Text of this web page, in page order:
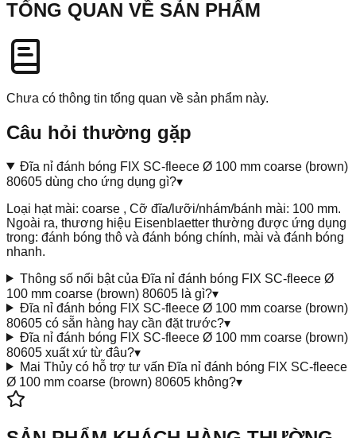
TỔNG QUAN VỀ SẢN PHẨM
Chưa có thông tin tổng quan về sản phẩm này.
Câu hỏi thường gặp
Đĩa nỉ đánh bóng FIX SC-fleece Ø 100 mm coarse (brown)
80605 dùng cho ứng dụng gì?▾
Loại hạt mài: coarse , Cỡ đĩa/lưỡi/nhám/bánh mài: 100 mm.
Ngoài ra, thương hiệu Eisenblaetter thường được ứng dụng
trong: đánh bóng thô và đánh bóng chính, mài và đánh bóng
nhanh.
Thông số nổi bật của Đĩa nỉ đánh bóng FIX SC-fleece Ø
100 mm coarse (brown) 80605 là gì?▾
Đĩa nỉ đánh bóng FIX SC-fleece Ø 100 mm coarse (brown)
80605 có sẵn hàng hay cần đặt trước?▾
Đĩa nỉ đánh bóng FIX SC-fleece Ø 100 mm coarse (brown)
80605 xuất xứ từ đâu?▾
Mai Thủy có hỗ trợ tư vấn Đĩa nỉ đánh bóng FIX SC-fleece
Ø 100 mm coarse (brown) 80605 không?▾